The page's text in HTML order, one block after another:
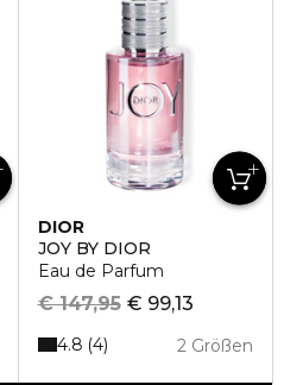
DIOR
JOY BY DIOR
Eau de Parfum
€ 99,13
€ 147,95
2 Größen
4.8 4